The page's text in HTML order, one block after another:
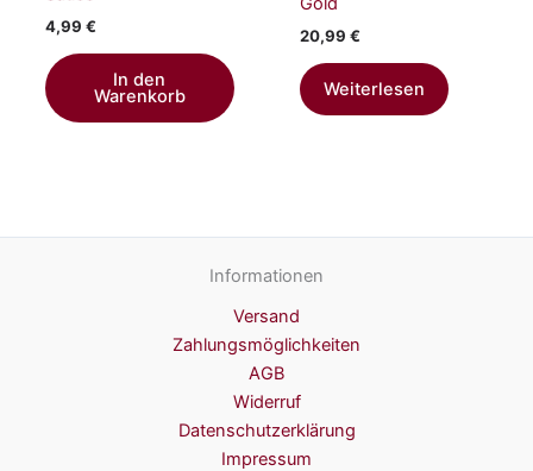
4,99 €
In den
Warenkorb
20,99 €
Weiterlesen
Informationen
Versand
Zahlungsmöglichkeiten
AGB
Widerruf
Datenschutzerklärung
Impressum